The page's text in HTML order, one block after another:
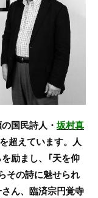
国民詩人・坂村真
超えています。人
励まし、「天を仰
その詩に魅せられ
ん、臨済宗円覚寺